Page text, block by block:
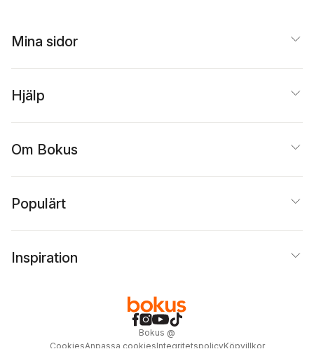
Mina sidor
Hjälp
Om Bokus
Populärt
Inspiration
Bokus @
CookiesAnpassa cookiesIntegritetspolicyKöpvillkor